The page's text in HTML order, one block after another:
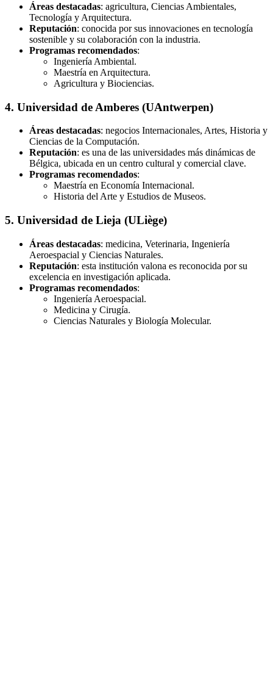
Áreas destacadas: agricultura, Ciencias Ambientales,
Tecnología y Arquitectura.
Reputación: conocida por sus innovaciones en tecnología
sostenible y su colaboración con la industria.
Programas recomendados:
Ingeniería Ambiental.
Maestría en Arquitectura.
Agricultura y Biociencias.
4. Universidad de Amberes (UAntwerpen)
Áreas destacadas: negocios Internacionales, Artes, Historia y
Ciencias de la Computación.
Reputación: es una de las universidades más dinámicas de
Bélgica, ubicada en un centro cultural y comercial clave.
Programas recomendados:
Maestría en Economía Internacional.
Historia del Arte y Estudios de Museos.
5. Universidad de Lieja (ULiège)
Áreas destacadas: medicina, Veterinaria, Ingeniería
Aeroespacial y Ciencias Naturales.
Reputación: esta institución valona es reconocida por su
excelencia en investigación aplicada.
Programas recomendados:
Ingeniería Aeroespacial.
Medicina y Cirugía.
Ciencias Naturales y Biología Molecular.